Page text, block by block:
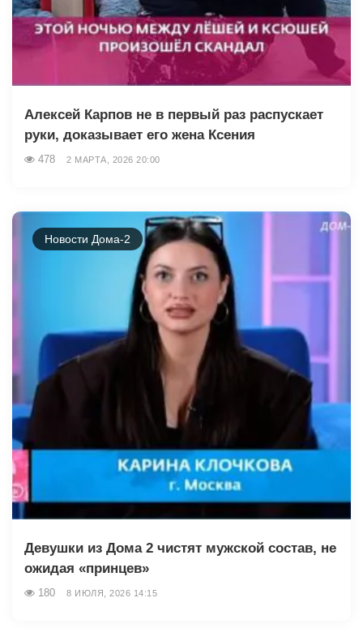
Алексей Карпов не в первый раз распускает
руки, доказывает его жена Ксения
478 2 МАРТА, 2026 20:00
Новости Дома-2
Девушки из Дома 2 чистят мужской состав, не
ожидая «принцев»
180 8 ИЮЛЯ, 2026 14:15